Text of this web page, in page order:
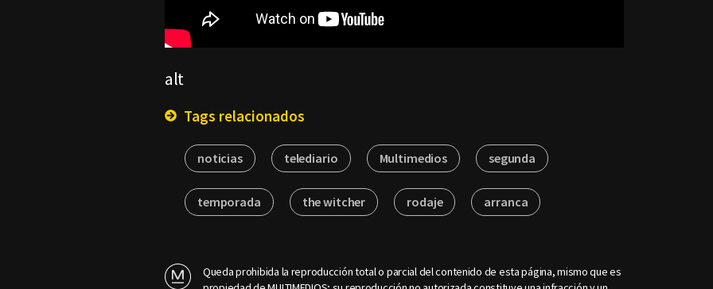
alt
Tags relacionados
noticias telediario Multimedios segunda
temporada the witcher rodaje arranca
Queda prohibida la reproducción total o parcial del contenido de esta página, mismo que es